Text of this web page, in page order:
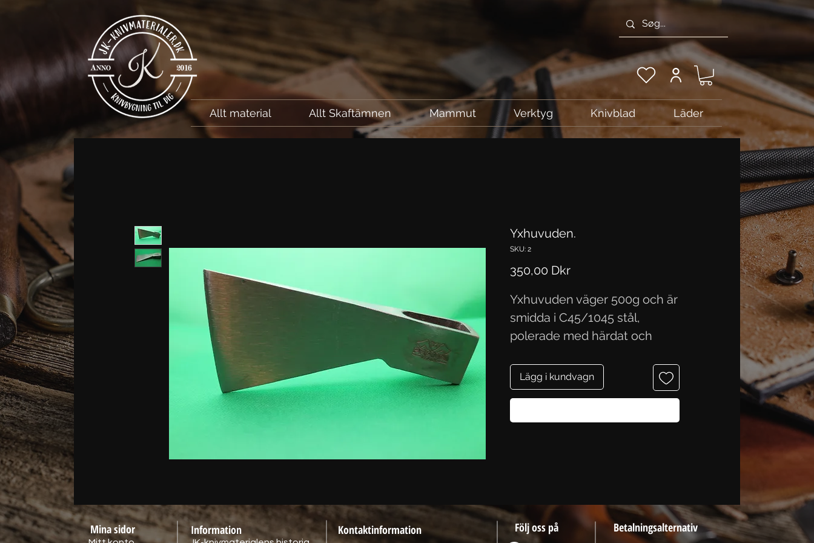
Allt material Allt Skaftämnen Mammut Verktyg Knivblad Läder
Yxhuvuden.
SKU: 2
350,00 DkrPris
Yxhuvuden väger 500g och är
smidda i C45/1045 stål,
polerade med härdat och
cm och ägget är 8,4 cm.
Lägg i kundvagn
Mina sidor Information Kontaktinformation Följ oss på Betalningsalternativ